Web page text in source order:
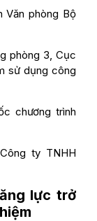
Văn phòng Bộ
phòng 3, Cục
sử dụng công
chương trình
ty TNHH
lực trở